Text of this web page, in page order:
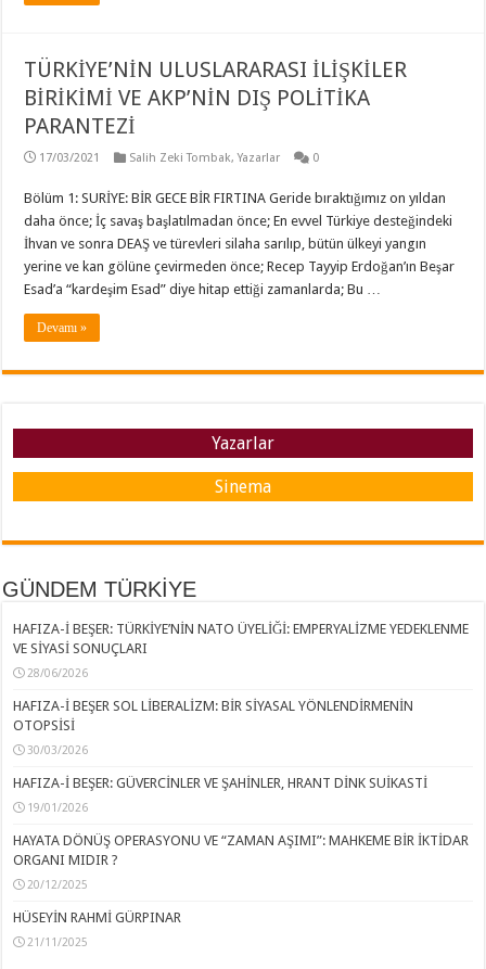
TÜRKİYE’NİN ULUSLARARASI İLİŞKİLER
BİRİKİMİ VE AKP’NİN DIŞ POLİTİKA
PARANTEZİ
17/03/2021 Salih Zeki Tombak,Yazarlar 0
Bölüm 1: SURİYE: BİR GECE BİR FIRTINA Geride bıraktığımız on yıldan
daha önce; İç savaş başlatılmadan önce; En evvel Türkiye desteğindeki
İhvan ve sonra DEAŞ ve türevleri silaha sarılıp, bütün ülkeyi yangın
yerine ve kan gölüne çevirmeden önce; Recep Tayyip Erdoğan’ın Beşar
Esad’a “kardeşim Esad” diye hitap ettiği zamanlarda; Bu …
Devamı »
Yazarlar
Sinema
GÜNDEM TÜRKİYE
HAFIZA-İ BEŞER: TÜRKİYE’NİN NATO ÜYELİĞİ: EMPERYALİZME YEDEKLENME
VE SİYASİ SONUÇLARI
28/06/2026
HAFIZA-İ BEŞER SOL LİBERALİZM: BİR SİYASAL YÖNLENDİRMENİN
OTOPSİSİ
30/03/2026
HAFIZA-İ BEŞER: GÜVERCİNLER VE ŞAHİNLER, HRANT DİNK SUİKASTİ
19/01/2026
HAYATA DÖNÜŞ OPERASYONU VE “ZAMAN AŞIMI”: MAHKEME BİR İKTİDAR
ORGANI MIDIR ?
20/12/2025
HÜSEYİN RAHMİ GÜRPINAR
21/11/2025